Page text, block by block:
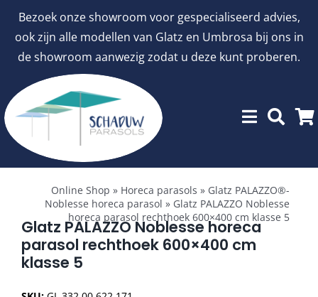
Bezoek onze showroom voor gespecialiseerd advies,
ook zijn alle modellen van Glatz en Umbrosa bij ons in
de showroom aanwezig zodat u deze kunt proberen.
inhoud
Toggle
Navigation
aanbiedingen
Stokparasols
Online Shop » Horeca parasols » Glatz PALAZZO®-
Noblesse horeca parasol » Glatz PALAZZO Noblesse
horeca parasol rechthoek 600×400 cm klasse 5
Glatz PALAZZO Noblesse horeca
parasol rechthoek 600×400 cm
klasse 5